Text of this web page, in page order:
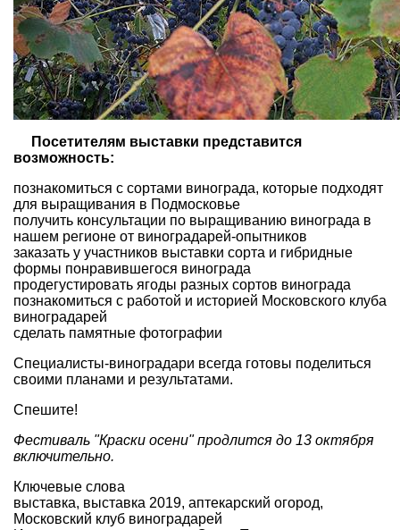
Посетителям выставки представится
возможность:
познакомиться с сортами винограда, которые подходят
для выращивания в Подмосковье
получить консультации по выращиванию винограда в
нашем регионе от виноградарей-опытников
заказать у участников выставки сорта и гибридные
формы понравившегося винограда
продегустировать ягоды разных сортов винограда
познакомиться с работой и историей Московского клуба
виноградарей
сделать памятные фотографии
Специалисты-виноградари всегда готовы поделиться
своими планами и результатами.
Спешите!
Фестиваль "Краски осени" продлится до 13 октября
включительно.
Ключевые слова
выставка, выставка 2019, аптекарский огород,
Московский клуб виноградарей